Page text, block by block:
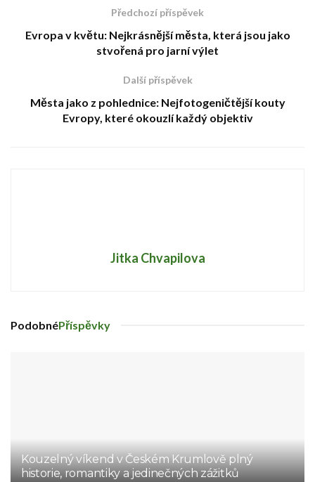
Předchozí příspěvek
Evropa v květu: Nejkrásnější města, která jsou jako
stvořená pro jarní výlet
Další příspěvek
Města jako z pohlednice: Nejfotogeničtější kouty
Evropy, které okouzlí každý objektiv
Jitka Chvapilova
PodobnéPříspěvky
Kouzelný víkend v Českém Krumlově plný
historie, romantiky a jedinečných zážitků